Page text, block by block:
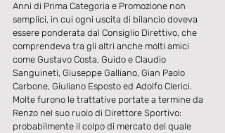
Anni di Prima Categoria e Promozione non
semplici, in cui ogni uscita di bilancio doveva
essere ponderata dal Consiglio Direttivo, che
comprendeva tra gli altri anche molti amici
come Gustavo Costa, Guido e Claudio
Sanguineti, Giuseppe Galliano, Gian Paolo
Carbone, Giuliano Esposto ed Adolfo Clerici.
Molte furono le trattative portate a termine da
Renzo nel suo ruolo di Direttore Sportivo:
probabilmente il colpo di mercato del quale